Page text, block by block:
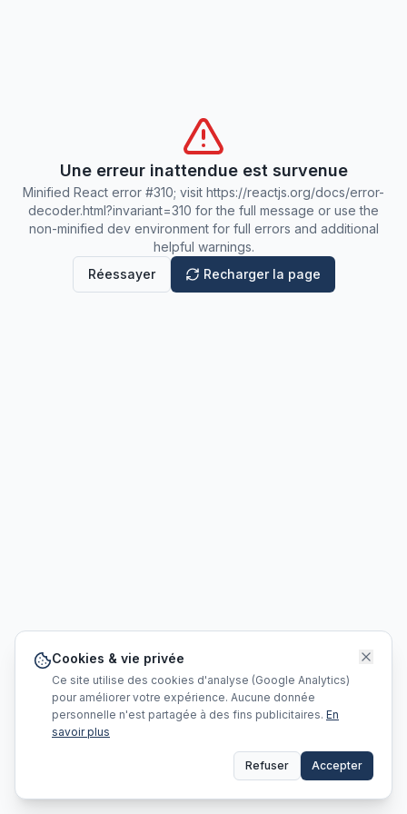
Une erreur inattendue est survenue
Minified React error #310; visit https://reactjs.org/docs/error-
decoder.html?invariant=310 for the full message or use the
non-minified dev environment for full errors and additional
helpful warnings.
Réessayer
Recharger la page
Cookies & vie privée
Ce site utilise des cookies d'analyse (Google Analytics)
pour améliorer votre expérience. Aucune donnée
personnelle n'est partagée à des fins publicitaires. En
savoir plus
Refuser Accepter